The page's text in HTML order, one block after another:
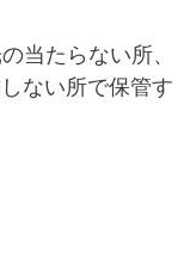
当たらない所、
ない所で保管す